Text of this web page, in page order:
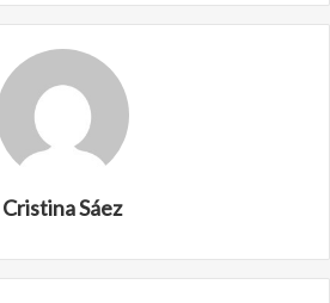
Cristina Sáez